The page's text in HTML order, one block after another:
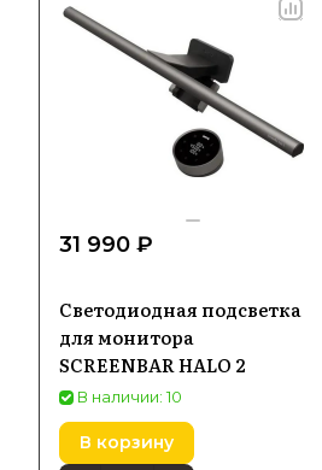
31 990 ₽
Светодиодная подсветка
для монитора
SCREENBAR HALO 2
В наличии: 10
В корзину